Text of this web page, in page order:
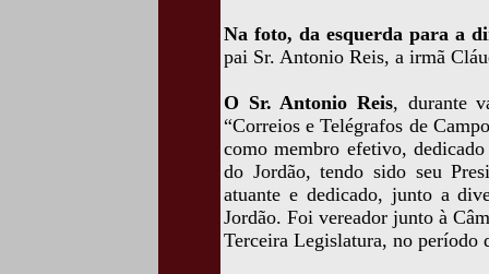
Na foto, da esquerda para a
pai Sr. Antonio Reis, a irmã
O Sr. Antonio Reis, durante
“Correios e Telégrafos de
como membro efetivo,
do Jordão, tendo sido seu
atuante e dedicado, junto a
Jordão. Foi vereador junto à
Terceira Legislatura, no período